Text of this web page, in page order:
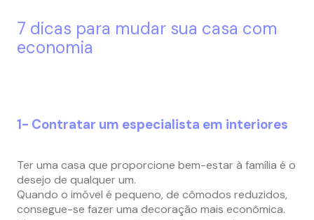
7 dicas para mudar sua casa com
economia
1- Contratar um especialista em interiores
Ter uma casa que proporcione bem-estar à família é o
desejo de qualquer um.
Quando o imóvel é pequeno, de cômodos reduzidos,
consegue-se fazer uma decoração mais econômica.